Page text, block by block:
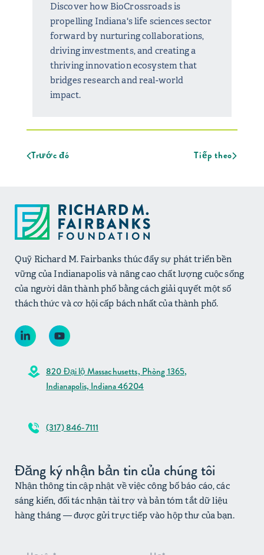
Discover how BioCrossroads is
propelling Indiana's life sciences sector
forward by nurturing collaborations,
driving investments, and creating a
thriving innovation ecosystem that
bridges research and real-world
impact.
Trước đó Tiếp theo
Quỹ Richard M. Fairbanks thúc đẩy sự phát triển bền
vững của Indianapolis và nâng cao chất lượng cuộc sống
của người dân thành phố bằng cách giải quyết một số
thách thức và cơ hội cấp bách nhất của thành phố.
820 Đại lộ Massachusetts, Phòng 1365,
Indianapolis, Indiana 46204
(317) 846-7111
Đăng ký nhận bản tin của chúng tôi
Nhận thông tin cập nhật về việc công bố báo cáo, các
sáng kiến, đối tác nhận tài trợ và bản tóm tắt dữ liệu
hàng tháng — được gửi trực tiếp vào hộp thư của bạn.